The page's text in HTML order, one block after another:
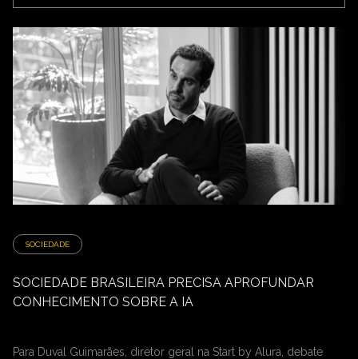
SOCIEDADE
SOCIEDADE BRASILEIRA PRECISA APROFUNDAR
CONHECIMENTO SOBRE A IA
Para Duval Guimarães, diretor geral na Start by Alura, debate